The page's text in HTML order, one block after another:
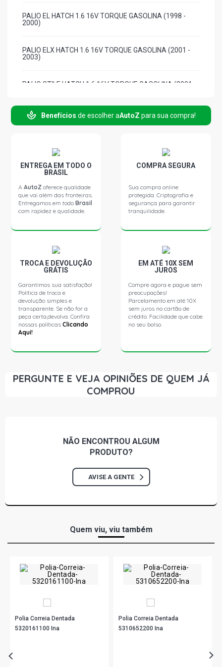
PALIO EL HATCH 1.6 16V TORQUE GASOLINA (1998 -
2000)
PALIO ELX HATCH 1.6 16V TORQUE GASOLINA (2001 -
2003)
PALIO STILE HATCH 1.6 16V TORQUE GASOLINA (2001 -
PALIO WEEKEND ADVENTURE SW 1.6 16V TORQUE
GASOLINA (1999 - 2003)
PALIO WEEKEND SPORT SW 1.6 16V TORQUE GASOLINA
PALIO WEEKEND STILE SW 1.6 16V TORQUE GASOLINA
(1997 - 2003)
SIENA ELX SEDAN 1.6 16V TORQUE GASOLINA (1998 -
2003)
SIENA HL SEDAN 1.6 16V TORQUE GASOLINA (1997 -
1998)
SIENA STILE SEDAN 1.6 16V TORQUE GASOLINA (1998 -
1999)
STRADA LX CABINE ESTENDIDA PICKUP 1.6 16V
TORQUE GASOLINA (2001 - 2002)
Benefícios de escolher aAutoZ para sua compra!
ENTREGA EM TODO O
BRASIL
AAutoZ oferece qualidade
que vai além das fronteiras.
Entregamos em todoBrasil
com rapidez e qualidade.
COMPRA SEGURA
Sua compra online
protegida. Criptografia e
segurança para garantir
tranquilidade.
TROCA E DEVOLUÇÃO
GRÁTIS
Garantimos sua satisfação!
Política de troca e
devolução simples e
transparente. Se não for a
peça certa,devolva. Confira
nossas políticasClicando
Aqui!
EM ATÉ 10X SEM
JUROS
Compre agora e pague sem
preocupações!
Parcelamento em até 10X
sem juros no cartão de
crédito. Facilidade que cabe
no seu bolso.
PERGUNTE E VEJA OPINIÕES DE QUEM JÁ
COMPROU
NÃO ENCONTROU ALGUM
PRODUTO?
AVISE A GENTE
Quem viu, viu também
Polia Correia Dentada
5320161100 Ina
Polia Correia Dentada
5310652200 Ina